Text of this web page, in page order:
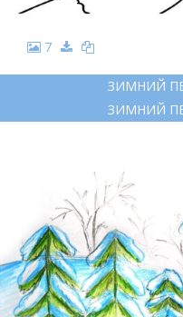
7
ЗИМНИЙ
ЗИМНИЙ